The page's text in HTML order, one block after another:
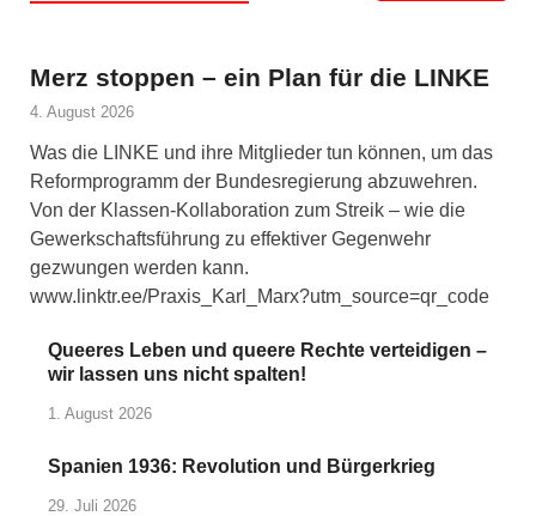
Merz stoppen – ein Plan für die LINKE
4. August 2026
Was die LINKE und ihre Mitglieder tun können, um das
Reformprogramm der Bundesregierung abzuwehren.
Von der Klassen-Kollaboration zum Streik – wie die
Gewerkschaftsführung zu effektiver Gegenwehr
gezwungen werden kann.
www.linktr.ee/Praxis_Karl_Marx?utm_source=qr_code
Queeres Leben und queere Rechte verteidigen –
wir lassen uns nicht spalten!
1. August 2026
Spanien 1936: Revolution und Bürgerkrieg
29. Juli 2026